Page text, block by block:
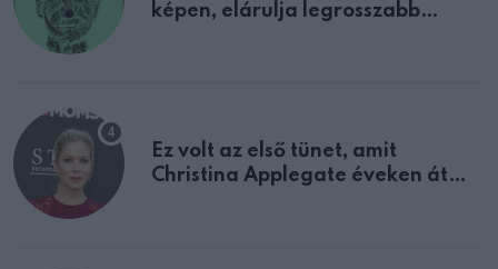
képen, elárulja legrosszabb
Ez volt az első tünet, amit
Christina Applegate éveken át